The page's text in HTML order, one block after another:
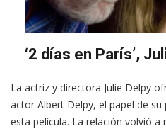
‘2 días en París’,
La actriz y directora Julie Delpy
actor Albert Delpy, el papel de
esta película. La relación volvió a